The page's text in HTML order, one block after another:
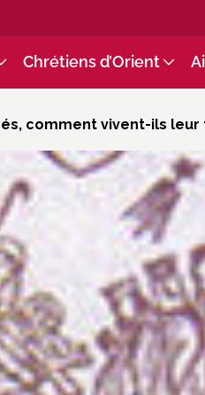
Chrétiens d’Orient
comment vivent-ils leur